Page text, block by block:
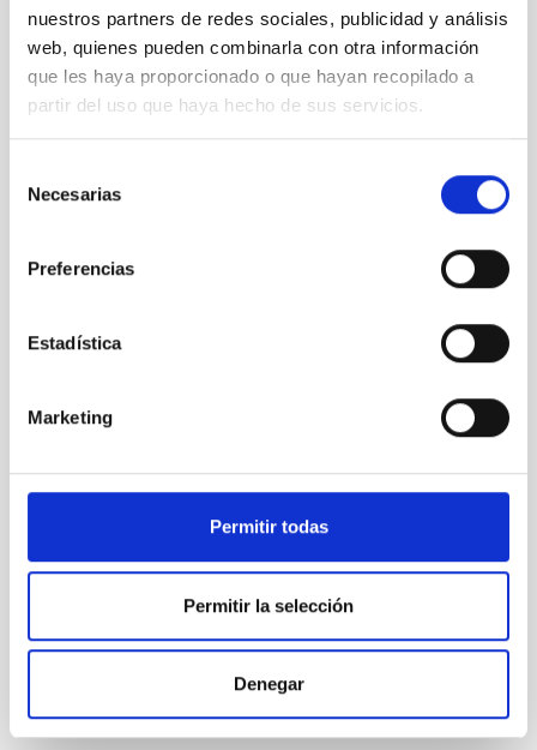
nuestros partners de redes sociales, publicidad y análisis
web, quienes pueden combinarla con otra información
que les haya proporcionado o que hayan recopilado a
partir del uso que haya hecho de sus servicios.
Necesarias
Preferencias
Estadística
Marketing
Permitir todas
Permitir la selección
Denegar
the AIV room of the IAC